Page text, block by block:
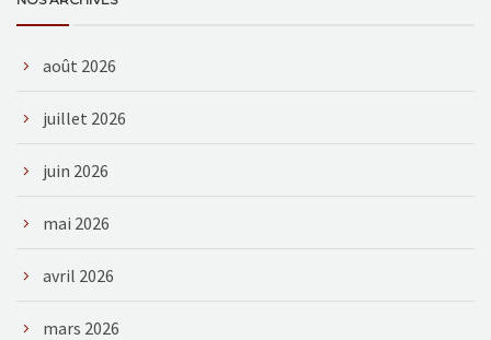
août 2026
juillet 2026
juin 2026
mai 2026
avril 2026
mars 2026